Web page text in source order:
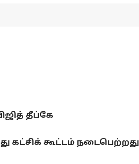
தீப்கே
கூட்டம் நடைபெற்றது